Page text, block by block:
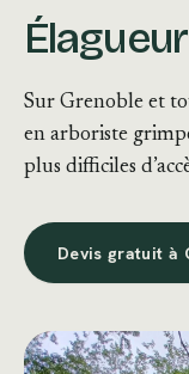
Sur Grenoble et
en arboriste
plus difficiles
Devis gratuit à